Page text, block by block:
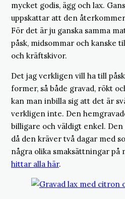
mycket godis, ägg och lax.
uppskattar att den
För det är ju ganska samma
påsk, midsommar och kanske
och kräftskivor.
Det jag verkligen vill ha till
former, så både gravad, rökt
kan man inbilla sig att det är
verkligen inte. Den
billigare och väldigt enkel.
då den kräver två dagar med
några olika smaksättningar på
hittar alla här.